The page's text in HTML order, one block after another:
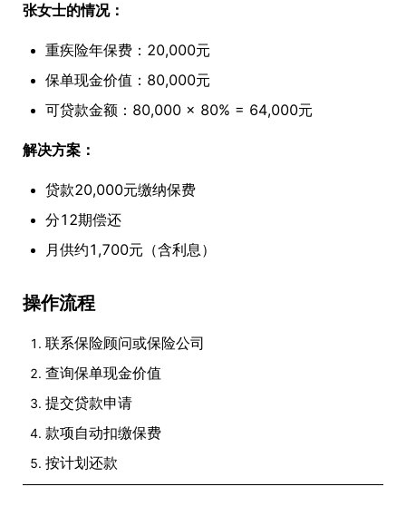
张女士的情况：
重疾险年保费：20,000元
保单现金价值：80,000元
可贷款金额：80,000 × 80% = 64,000元
解决方案：
贷款20,000元缴纳保费
分12期偿还
月供约1,700元（含利息）
操作流程
联系保险顾问或保险公司
查询保单现金价值
提交贷款申请
款项自动扣缴保费
按计划还款